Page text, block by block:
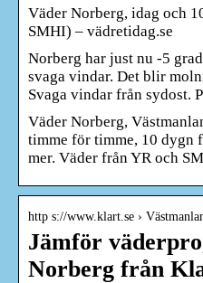
Väder Norberg, idag och
SMHI) – vädretidag.se
Norberg har just nu -5
svaga vindar. Det blir
Svaga vindar från sydost.
Väder Norberg,
timme för timme, 10 dygn
mer. Väder från YR och
http s://www.klart.se ›
Jämför
Norberg från